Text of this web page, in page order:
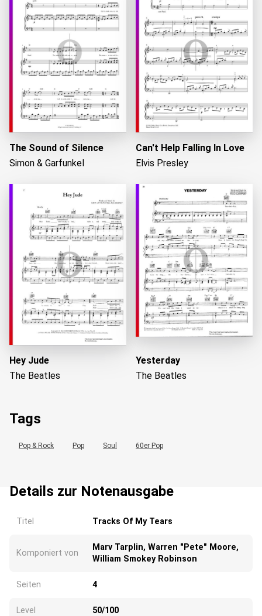
The Sound of Silence
Simon & Garfunkel
Can't Help Falling In Love
Elvis Presley
Hey Jude
The Beatles
Yesterday
The Beatles
Tags
Pop & Rock Pop Soul 60er Pop
Details zur Notenausgabe
Titel Tracks Of My Tears
Komponiert von
Marv Tarplin, Warren "Pete" Moore,
William Smokey Robinson
Seiten 4
Level 50/100